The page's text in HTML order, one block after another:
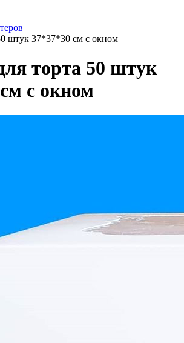
штук 37*37*30 см с окном
торта 50 штук
с окном